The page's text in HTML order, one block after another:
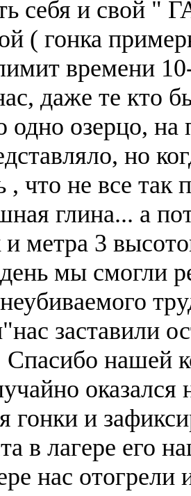
себя и свой
( гонка
времени
даже те кто
одно озерцо, на
но
что не все так
глина... а
метра 3
мы смогли
заставили
Спасибо нашей
оказался
гонки и
в лагере его
нас